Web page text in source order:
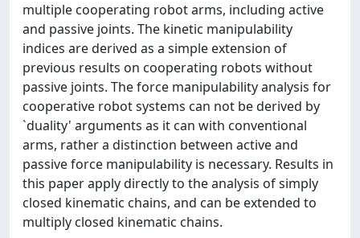
multiple cooperating robot arms, including active
and passive joints. The kinetic manipulability
indices are derived as a simple extension of
previous results on cooperating robots without
passive joints. The force manipulability analysis for
cooperative robot systems can not be derived by
`duality' arguments as it can with conventional
arms, rather a distinction between active and
passive force manipulability is necessary. Results in
this paper apply directly to the analysis of simply
closed kinematic chains, and can be extended to
multiply closed kinematic chains.